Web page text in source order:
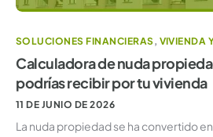
SOLUCIONES FINANCIERAS, VIVIENDA
Calculadora de nuda
podrías recibir por tu vivienda
11 DE JUNIO DE 2026
La nuda propiedad se ha convertido